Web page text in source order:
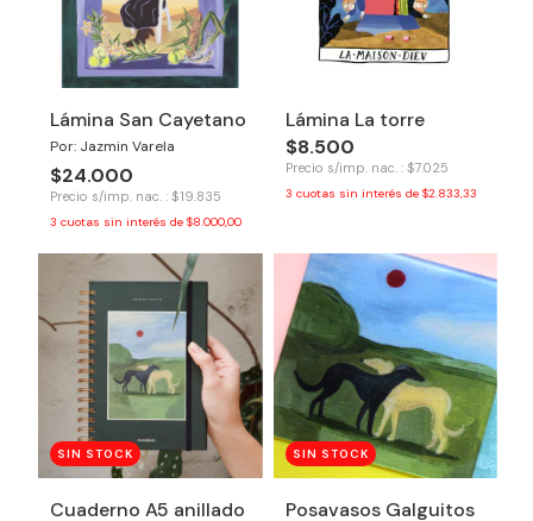
Lámina San Cayetano
Por: Jazmin Varela
$24.000
Precio s/imp. nac. : $19.835
3 cuotas sin interés de $8.000,00
Lámina La torre
$8.500
Precio s/imp. nac. : $7.025
3 cuotas sin interés de $2.833,33
SIN STOCK
Cuaderno A5 anillado
SIN STOCK
Posavasos Galguitos